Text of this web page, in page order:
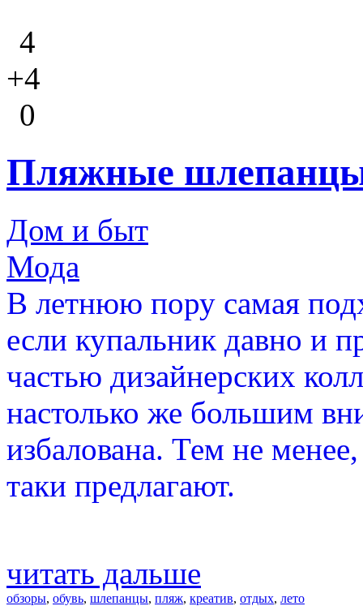
4
+4
0
Пляжные
Дом и быт
Мода
В летнюю пору самая
если купальник давно и
частью дизайнерских
настолько же большим
избалована. Тем не
таки предлагают.
читать дальше
обзоры, обувь, шлепанцы, пляж, креатив, отдых, лето